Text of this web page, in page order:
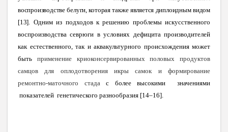
воспроизводстве белуги, которая также является диплоидным видом
[13]. Одним из подходов к решению проблемы искусственного
воспроизводства севрюги в условиях дефицита производителей
как естественного, так и аквакультурного происхождения может
быть применение криоконсервированных половых продуктов
самцов для оплодотворения икры самок и формирование
ремонтно-маточного стада с более высокими значениями
показателей генетического разнообразия [14–16].